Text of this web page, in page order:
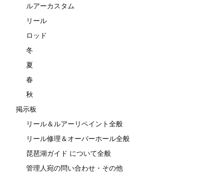
ルアーカスタム
リール
ロッド
冬
夏
春
秋
掲示板
リール＆ルアーリペイント全般
リール修理＆オーバーホール全般
琵琶湖ガイド について全般
管理人宛の問い合わせ・その他